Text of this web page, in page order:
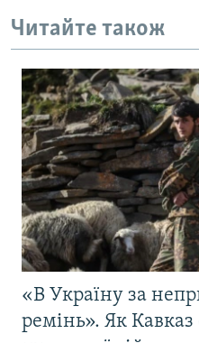
Читайте також
«В Україну за
ремінь». Як